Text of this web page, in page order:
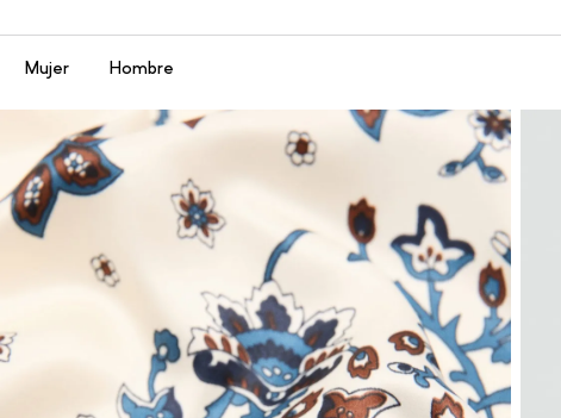
Menú
Mujer Hombre